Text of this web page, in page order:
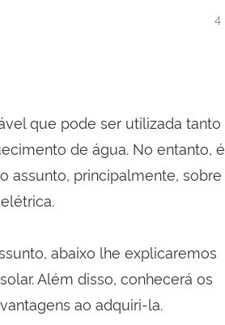
4
que pode ser utilizada tanto
de água. No entanto, é
assunto, principalmente, sobre
abaixo lhe explicaremos
Além disso, conhecerá os
ao adquiri-la.